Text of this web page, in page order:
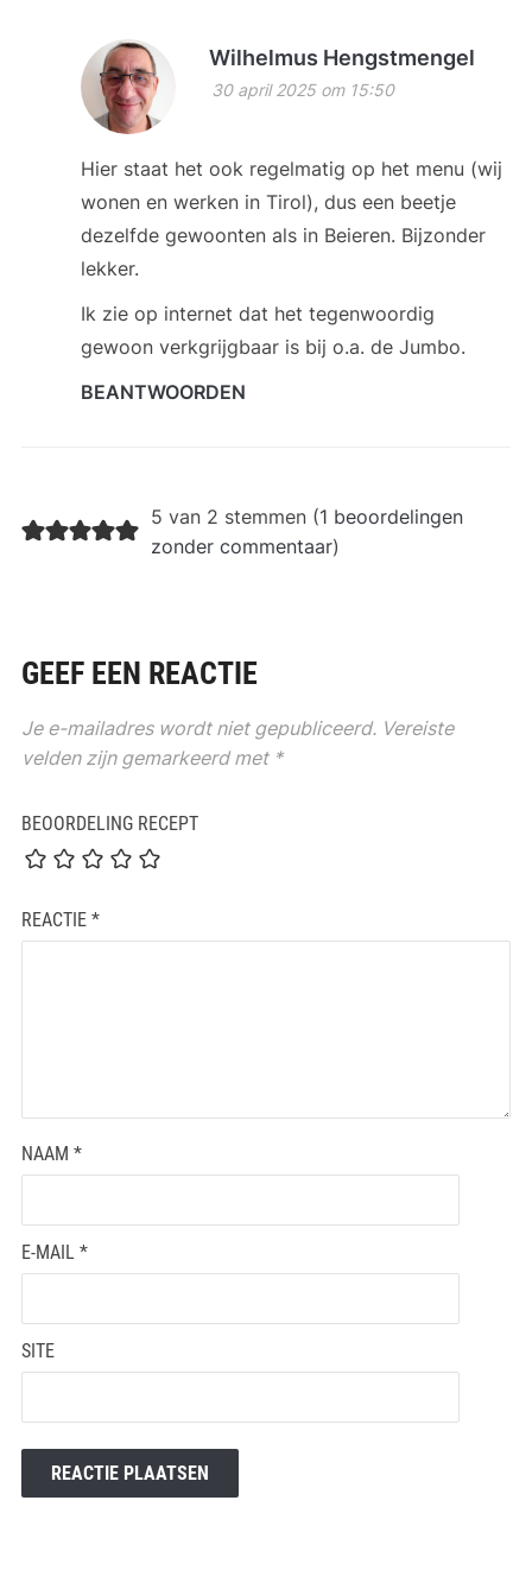
Wilhelmus Hengstmengel
30 april 2025 om 15:50
Hier staat het ook regelmatig op het menu (wij
wonen en werken in Tirol), dus een beetje
dezelfde gewoonten als in Beieren. Bijzonder
lekker.
Ik zie op internet dat het tegenwoordig
gewoon verkgrijgbaar is bij o.a. de Jumbo.
BEANTWOORDEN
5 van 2 stemmen (1 beoordelingen
zonder commentaar)
GEEF EEN REACTIE
Je e-mailadres wordt niet gepubliceerd. Vereiste
velden zijn gemarkeerd met *
BEOORDELING RECEPT
REACTIE *
NAAM *
E-MAIL *
SITE